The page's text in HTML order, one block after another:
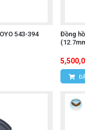
543-394
Đồng